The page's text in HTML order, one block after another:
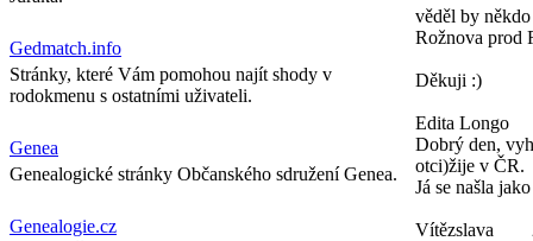
Gedmatch.info
Stránky, které Vám pomohou najít shody v
rodokmenu s ostatními uživateli.
Genea
Genealogické stránky Občanského sdružení Genea.
Genealogie.cz
věděl by
Rožnova prod
Děkuji :)
Edita Longo
Dobrý den,
otci)žije v ČR.
Já se našla
Vítězslava